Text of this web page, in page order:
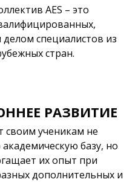
AES – это
специалистов из
стран.
РАЗВИТИЕ
своим ученикам не
базу, но
их опыт при
дополнительных и